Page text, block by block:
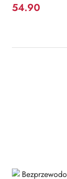
Cena:
54.90